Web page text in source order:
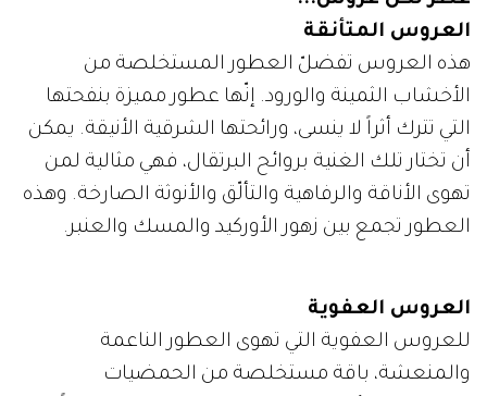
العروس المتأنقة
هذه العروس تفضلّ العطور المستخلصة من
الأخشاب الثمينة والورود. إنّها عطور مميزة بنفحتها
التي تترك أثراً لا ينسى، ورائحتها الشرقية الأنيقة. يمكن
أن تختار تلك الغنية بروائح البرتقال، فهي مثالية لمن
تهوى الأناقة والرفاهية والتألّق والأنوثة الصارخة. وهذه
العطور تجمع بين زهور الأوركيد والمسك والعنبر.
العروس العفوية
للعروس العفوية التي تهوى العطور الناعمة
والمنعشة، باقة مستخلصة من الحمضيات